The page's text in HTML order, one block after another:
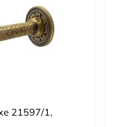
21597/1,